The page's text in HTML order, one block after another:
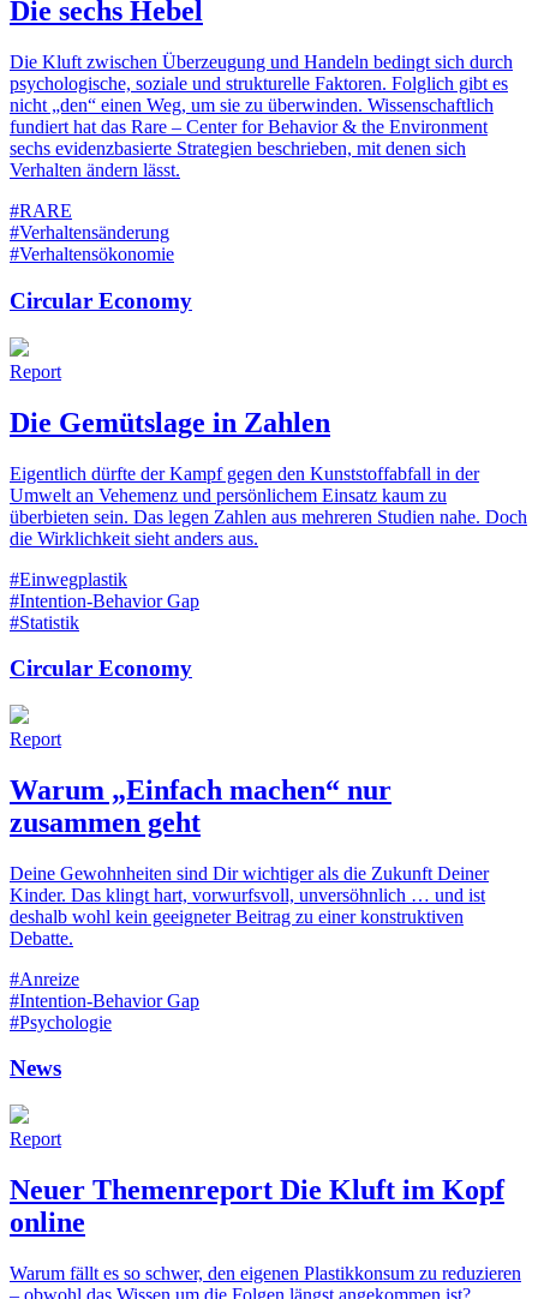
Die sechs Hebel
Die Kluft zwischen Überzeugung und Handeln bedingt sich durch
psychologische, soziale und strukturelle Faktoren. Folglich gibt es
nicht „den“ einen Weg, um sie zu überwinden. Wissenschaftlich
fundiert hat das Rare – Center for Behavior & the Environment
sechs evidenzbasierte Strategien beschrieben, mit denen sich
Verhalten ändern lässt.
#RARE
#Verhaltensänderung
#Verhaltensökonomie
Circular Economy
Report
Die Gemütslage in Zahlen
Eigentlich dürfte der Kampf gegen den Kunststoffabfall in der
Umwelt an Vehemenz und persönlichem Einsatz kaum zu
überbieten sein. Das legen Zahlen aus mehreren Studien nahe. Doch
die Wirklichkeit sieht anders aus.
#Einwegplastik
#Intention-Behavior Gap
#Statistik
Circular Economy
Report
Warum „Einfach machen“ nur
zusammen geht
Deine Gewohnheiten sind Dir wichtiger als die Zukunft Deiner
Kinder. Das klingt hart, vorwurfsvoll, unversöhnlich … und ist
deshalb wohl kein geeigneter Beitrag zu einer konstruktiven
Debatte.
#Anreize
#Intention-Behavior Gap
#Psychologie
News
Report
Neuer Themenreport Die Kluft im Kopf
online
Warum fällt es so schwer, den eigenen Plastikkonsum zu reduzieren
– obwohl das Wissen um die Folgen längst angekommen ist?